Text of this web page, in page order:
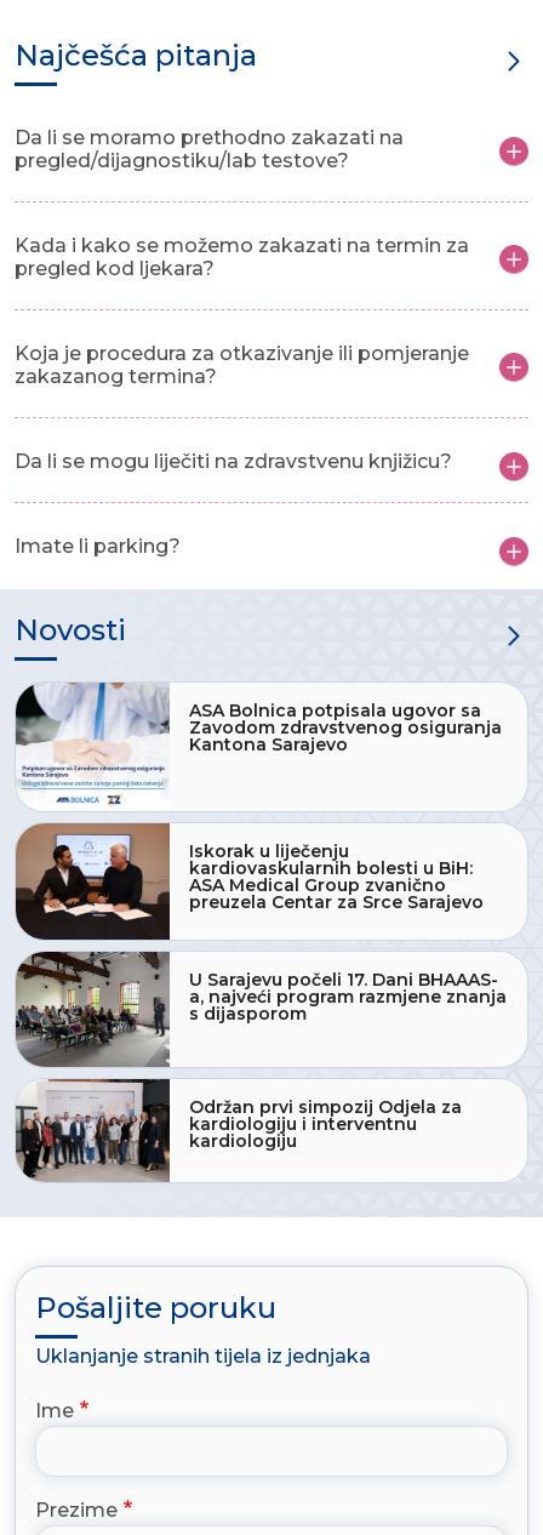
Najčešća pitanja
Da li se moramo prethodno zakazati na
pregled/dijagnostiku/lab testove?
Kada i kako se možemo zakazati na termin za
pregled kod ljekara?
Koja je procedura za otkazivanje ili pomjeranje
zakazanog termina?
Da li se mogu liječiti na zdravstvenu knjižicu?
Imate li parking?
Novosti
ASA Bolnica potpisala ugovor sa
Zavodom zdravstvenog osiguranja
Kantona Sarajevo
Iskorak u liječenju
kardiovaskularnih bolesti u BiH:
ASA Medical Group zvanično
preuzela Centar za Srce Sarajevo
U Sarajevu počeli 17. Dani BHAAAS-
a, najveći program razmjene znanja
s dijasporom
Održan prvi simpozij Odjela za
kardiologiju i interventnu
kardiologiju
Pošaljite poruku
Uklanjanje stranih tijela iz jednjaka
Ime
Prezime